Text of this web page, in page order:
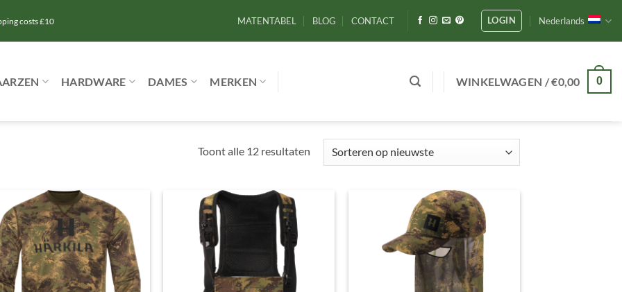
costs £10 MATENTABEL BLOG CONTACT LOGIN Nederlands
HARDWARE DAMES MERKEN WINKELWAGEN /€0,00 0
Toont alle 12 resultatenGesorteerd
Toevoegen
aan
verlanglijst
Toevoegen
aan
verlanglijst
Toevoegen
aan
verlanglijst